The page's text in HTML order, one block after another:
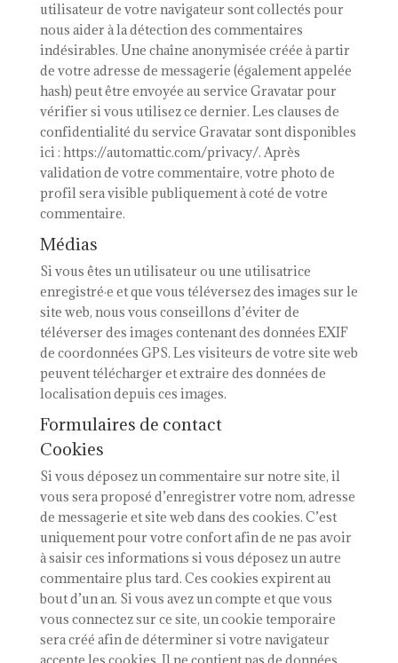
utilisateur de votre navigateur sont collectés pour
nous aider à la détection des commentaires
indésirables. Une chaîne anonymisée créée à partir
de votre adresse de messagerie (également appelée
hash) peut être envoyée au service Gravatar pour
vérifier si vous utilisez ce dernier. Les clauses de
confidentialité du service Gravatar sont disponibles
ici : https://automattic.com/privacy/. Après
validation de votre commentaire, votre photo de
profil sera visible publiquement à coté de votre
commentaire.
Médias
Si vous êtes un utilisateur ou une utilisatrice
enregistré·e et que vous téléversez des images sur le
site web, nous vous conseillons d’éviter de
téléverser des images contenant des données EXIF
de coordonnées GPS. Les visiteurs de votre site web
peuvent télécharger et extraire des données de
localisation depuis ces images.
Formulaires de contact
Cookies
Si vous déposez un commentaire sur notre site, il
vous sera proposé d’enregistrer votre nom, adresse
de messagerie et site web dans des cookies. C’est
uniquement pour votre confort afin de ne pas avoir
à saisir ces informations si vous déposez un autre
commentaire plus tard. Ces cookies expirent au
bout d’un an. Si vous avez un compte et que vous
vous connectez sur ce site, un cookie temporaire
sera créé afin de déterminer si votre navigateur